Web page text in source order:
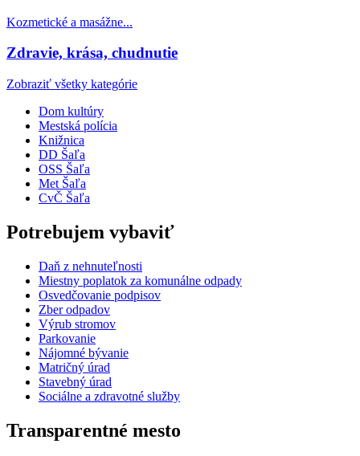
Kozmetické a masážne...
Zdravie, krása, chudnutie
Zobraziť všetky kategórie
Dom kultúry
Mestská polícia
Knižnica
DD Šaľa
OSS Šaľa
Met Šaľa
CvČ Šaľa
Potrebujem vybaviť
Daň z nehnuteľnosti
Miestny poplatok za komunálne odpady
Osvedčovanie podpisov
Zber odpadov
Výrub stromov
Parkovanie
Nájomné bývanie
Matričný úrad
Stavebný úrad
Sociálne a zdravotné služby
Transparentné mesto